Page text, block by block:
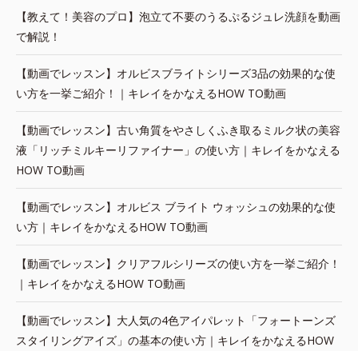
【教えて！美容のプロ】泡立て不要のうるぷるジュレ洗顔を動画
で解説！
【動画でレッスン】オルビスブライトシリーズ3品の効果的な使
い方を一挙ご紹介！｜キレイをかなえるHOW TO動画
【動画でレッスン】古い角質をやさしくふき取るミルク状の美容
液「リッチミルキーリファイナー」の使い方｜キレイをかなえる
HOW TO動画
【動画でレッスン】オルビス ブライト ウォッシュの効果的な使
い方｜キレイをかなえるHOW TO動画
【動画でレッスン】クリアフルシリーズの使い方を一挙ご紹介！
｜キレイをかなえるHOW TO動画
【動画でレッスン】大人気の4色アイパレット「フォートーンズ
スタイリングアイズ」の基本の使い方｜キレイをかなえるHOW